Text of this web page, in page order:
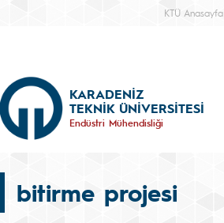
KTÜ Anasayfa
KARADENİZ
TEKNİK ÜNİVERSİTESİ
Endüstri Mühendisliği
bitirme projesi